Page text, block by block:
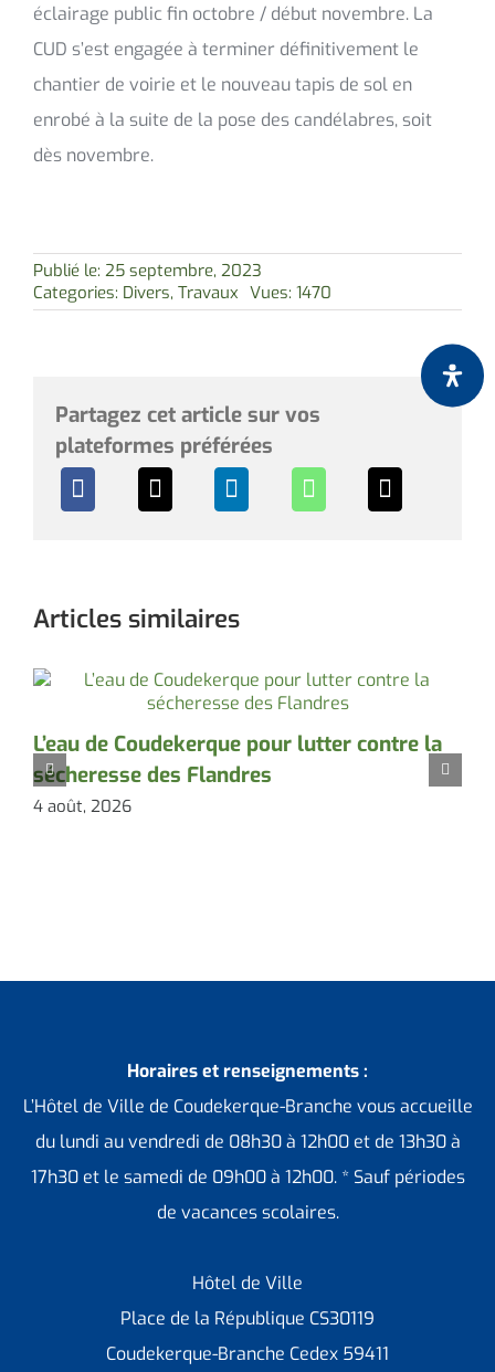
éclairage public fin octobre / début novembre. La
CUD s’est engagée à terminer définitivement le
chantier de voirie et le nouveau tapis de sol en
enrobé à la suite de la pose des candélabres, soit
dès novembre.
Publié le: 25 septembre, 2023
Categories: Divers, Travaux Vues: 1470
Partagez cet article sur vos
plateformes préférées
Articles similaires
L’eau de Coudekerque pour lutter contre la
sécheresse des Flandres
4 août, 2026
Horaires et renseignements :
L’Hôtel de Ville de Coudekerque-Branche vous accueille
du lundi au vendredi de 08h30 à 12h00 et de 13h30 à
17h30 et le samedi de 09h00 à 12h00. * Sauf périodes
de vacances scolaires.
Hôtel de Ville
Place de la République CS30119
Coudekerque-Branche Cedex 59411